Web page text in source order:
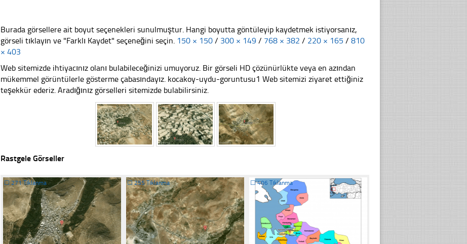
Burada görsellere ait boyut seçenekleri sunulmuştur. Hangi boyutta göntüleyip kaydetmek istiyorsanız,
görseli tıklayın ve "Farklı Kaydet" seçeneğini seçin. 150 × 150 / 300 × 149 / 768 × 382 / 220 × 165 / 810
× 403
Web sitemizde ihtiyacınız olanı bulabileceğinizi umuyoruz. Bir görseli HD çözünürlükte veya en azından
mükemmel görüntülerle gösterme çabasındayız. kocakoy-uydu-goruntusu1 Web sitemizi ziyaret ettiğiniz
teşekkür ederiz. Aradığınız görselleri sitemizde bulabilirsiniz.
Rastgele Görseller
☐271 Tıklanma ☐255 Tıklanma ☐406 Tıklanma